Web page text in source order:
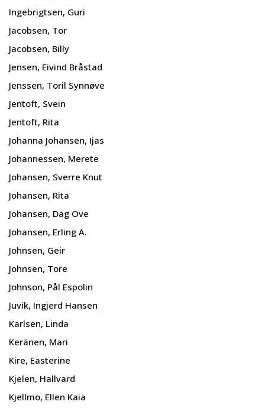
Ingebrigtsen, Guri
Jacobsen, Tor
Jacobsen, Billy
Jensen, Eivind Bråstad
Jenssen, Toril Synnøve
Jentoft, Svein
Jentoft, Rita
Johanna Johansen, Ijäs
Johannessen, Merete
Johansen, Sverre Knut
Johansen, Rita
Johansen, Dag Ove
Johansen, Erling A.
Johnsen, Geir
Johnsen, Tore
Johnson, Pål Espolin
Juvik, Ingjerd Hansen
Karlsen, Linda
Keränen, Mari
Kire, Easterine
Kjelen, Hallvard
Kjellmo, Ellen Kaia